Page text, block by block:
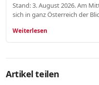
Stand: 3. August 2026. Am
sich in ganz Österreich der
Weiterlesen
Artikel teilen